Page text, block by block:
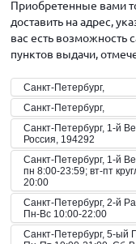
Приобретенные вами
доставить на адрес,
вас есть возможность
пунктов выдачи,
Санкт-Петербург,
Санкт-Петербург,
Санкт-Петербург, 1-й
Россия, 194292
Санкт-Петербург, 1-й
пн 8:00-23:59; вт-пт
20:00
Санкт-Петербург, 2-й
Пн-Вс 10:00-22:00
Санкт-Петербург, 5-ый